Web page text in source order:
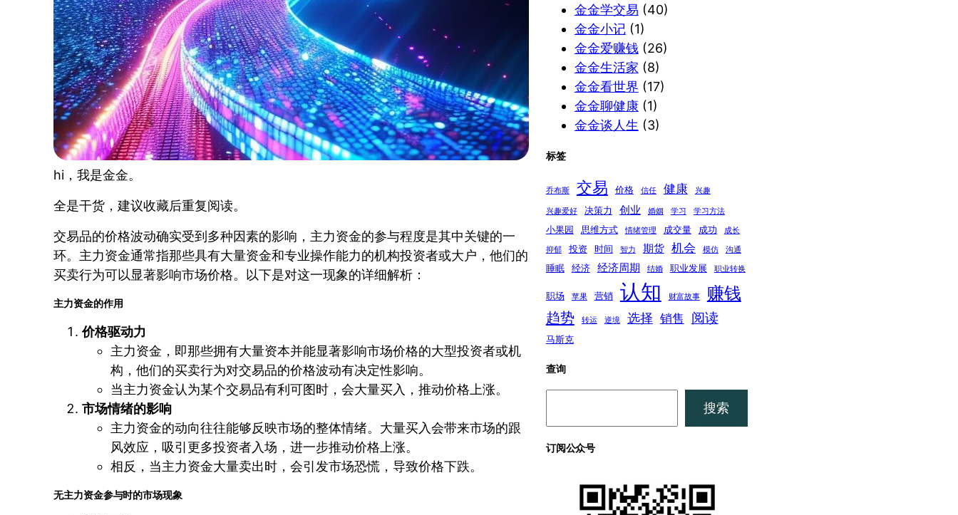
hi，我是金金。
全是干货，建议收藏后重复阅读。
交易品的价格波动确实受到多种因素的影响，主力资金的参与程度是其中关键的一
环。主力资金通常指那些具有大量资金和专业操作能力的机构投资者或大户，他们的
买卖行为可以显著影响市场价格。以下是对这一现象的详细解析：
主力资金的作用
价格驱动力
主力资金，即那些拥有大量资本并能显著影响市场价格的大型投资者或机
构，他们的买卖行为对交易品的价格波动有决定性影响。
当主力资金认为某个交易品有利可图时，会大量买入，推动价格上涨。
市场情绪的影响
主力资金的动向往往能够反映市场的整体情绪。大量买入会带来市场的跟
风效应，吸引更多投资者入场，进一步推动价格上涨。
相反，当主力资金大量卖出时，会引发市场恐慌，导致价格下跌。
无主力资金参与时的市场现象
金金学交易 (40)
金金小记(1)
金金爱赚钱 (26)
金金生活家 (8)
金金看世界 (17)
金金聊健康(1)
金金谈人生 (3)
标签
乔布斯 交易 价格 信任 健康 兴趣
兴趣爱好 决策力 创业 婚姻 学习 学习方法
小果园 思维方式 情绪管理 成交量 成功 成长
抑郁 投资 时间 智力 期货 机会 模仿 沟通
睡眠 经济 经济周期 结婚 职业发展 职业转换
职场 苹果 营销 认知 财富故事 赚钱
趋势 转运 逆境 选择 销售 阅读
马斯克
查询
搜索
订阅公众号